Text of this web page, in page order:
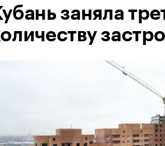
заняла